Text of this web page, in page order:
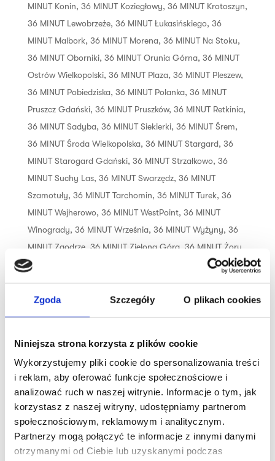
Zgoda Szczegóły O plikach cookies
Niniejsza strona korzysta z plików cookie
Wykorzystujemy pliki cookie do spersonalizowania treści
i reklam, aby oferować funkcje społecznościowe i
analizować ruch w naszej witrynie. Informacje o tym, jak
korzystasz z naszej witryny, udostępniamy partnerom
społecznościowym, reklamowym i analitycznym.
Partnerzy mogą połączyć te informacje z innymi danymi
otrzymanymi od Ciebie lub uzyskanymi podczas
MINUT Konin, 36 MINUT Koziegłowy, 36 MINUT Krotoszyn,
36 MINUT Lewobrzeże, 36 MINUT Łukasińskiego, 36
MINUT Malbork, 36 MINUT Morena, 36 MINUT Na Stoku,
36 MINUT Oborniki, 36 MINUT Orunia Górna, 36 MINUT
Ostrów Wielkopolski, 36 MINUT Plaza, 36 MINUT Pleszew,
36 MINUT Pobiedziska, 36 MINUT Polanka, 36 MINUT
Pruszcz Gdański, 36 MINUT Pruszków, 36 MINUT Retkinia,
36 MINUT Sadyba, 36 MINUT Siekierki, 36 MINUT Śrem,
36 MINUT Środa Wielkopolska, 36 MINUT Stargard, 36
MINUT Starogard Gdański, 36 MINUT Strzałkowo, 36
MINUT Suchy Las, 36 MINUT Swarzędz, 36 MINUT
Szamotuły, 36 MINUT Tarchomin, 36 MINUT Turek, 36
MINUT Wejherowo, 36 MINUT WestPoint, 36 MINUT
Winogrady, 36 MINUT Września, 36 MINUT Wyżyny, 36
MINUT Zaodrze, 36 MINUT Zielona Góra, 36 MINUT Żory
36 MINUT Żywiec
Trening dopasowany do Twoich
w siłowni. 12 ustawionych w okręgu
urządzeń tworzy obwód siłowo-
wytrzymałościowy, dzięki czemu trening
jest efektywny i skuteczny. Połączenie
treningu cardio...